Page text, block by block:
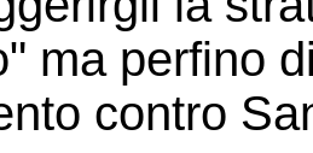
ma perfino
contro